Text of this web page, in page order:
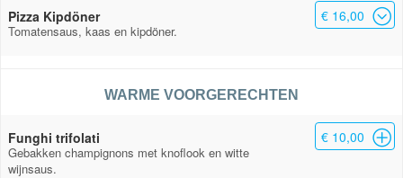
Pizza Kipdöner
Tomatensaus, kaas en kipdöner.
€ 16,00
WARME VOORGERECHTEN
Funghi trifolati
Gebakken champignons met knoflook en witte
wijnsaus.
€ 10,00